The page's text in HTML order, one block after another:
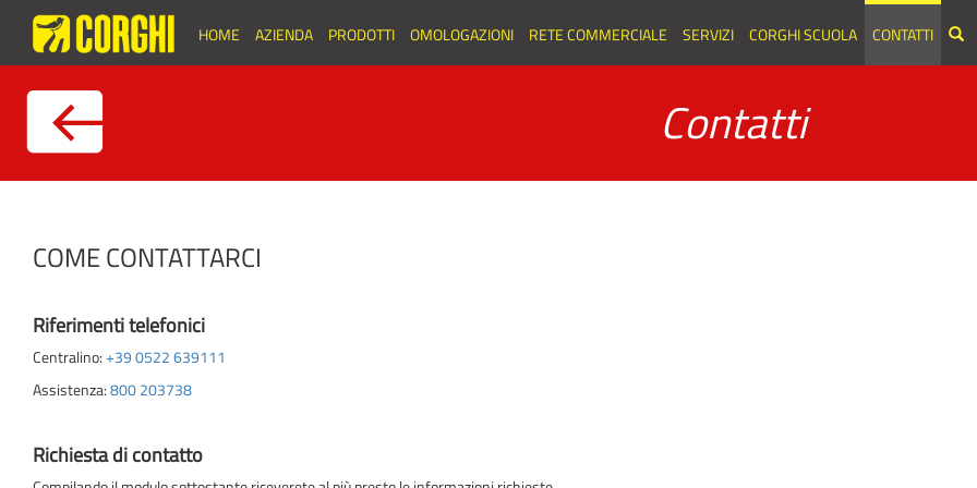
HOME AZIENDA PRODOTTI OMOLOGAZIONI RETE COMMERCIALE SERVIZI CORGHI SCUOLA CONTATTI
Contatti
COME CONTATTARCI
Riferimenti telefonici
Centralino:+39 0522 639111
Assistenza:800 203738
Richiesta di contatto